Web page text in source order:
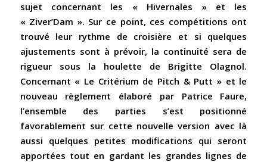
sujet concernant les « Hivernales » et les
« Ziver’Dam ». Sur ce point, ces compétitions ont
trouvé leur rythme de croisière et si quelques
ajustements sont à prévoir, la continuité sera de
rigueur sous la houlette de Brigitte Olagnol.
Concernant « Le Critérium de Pitch & Putt » et le
nouveau règlement élaboré par Patrice Faure,
l’ensemble des parties s’est positionné
favorablement sur cette nouvelle version avec là
aussi quelques petites modifications qui seront
apportées tout en gardant les grandes lignes de